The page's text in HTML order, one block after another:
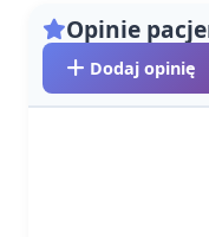
Opinie
Dodaj opinię